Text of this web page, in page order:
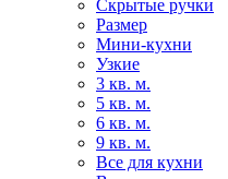
Скрытые ручки
Размер
Мини-кухни
Узкие
3 кв. м.
5 кв. м.
6 кв. м.
9 кв. м.
Все для кухни